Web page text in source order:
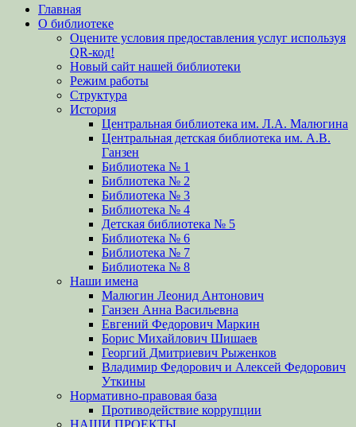
Перейти
содержимому
Главная
О библиотеке
Оцените условия предоставления услуг используя
QR-код!
Новый сайт нашей библиотеки
Режим работы
Структура
История
Центральная библиотека им. Л.А. Малюгина
Центральная детская библиотека им. А.В.
Ганзен
Библиотека № 1
Библиотека № 2
Библиотека № 3
Библиотека № 4
Детская библиотека № 5
Библиотека № 6
Библиотека № 7
Библиотека № 8
Наши имена
Малюгин Леонид Антонович
Ганзен Анна Васильевна
Евгений Федорович Маркин
Борис Михайлович Шишаев
Георгий Дмитриевич Рыженков
Владимир Федорович и Алексей Федорович
Уткины
Нормативно-правовая база
Противодействие коррупции
НАШИ ПРОЕКТЫ